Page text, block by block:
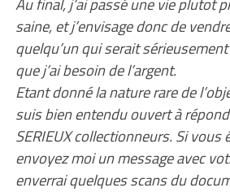
saine, et j’envisage donc de
quelqu’un qui serait
que j’ai besoin de l’argent.
Etant donné la nature rare de
suis bien entendu ouvert à
SERIEUX collectionneurs. Si vous
envoyez moi un message avec
enverrai quelques scans du